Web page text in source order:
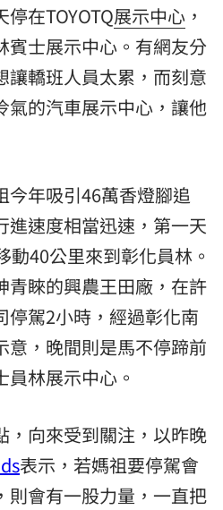
在TOYOTQ展示中心 ，
賓士展示中心。有網友分
讓轎班人員太累，而刻意
氣的汽車展示中心，讓他
今年吸引46萬香燈腳追
進速度相當迅速，第一天
40公里來到彰化員林。
青睞的興農王田廠，在許
停駕2小時，經過彰化南
意，晚間則是馬不停蹄前
林展示中心。
，向來受到關注，以昨晚
表示，若媽祖要停駕會
則會有一股力量，一直把